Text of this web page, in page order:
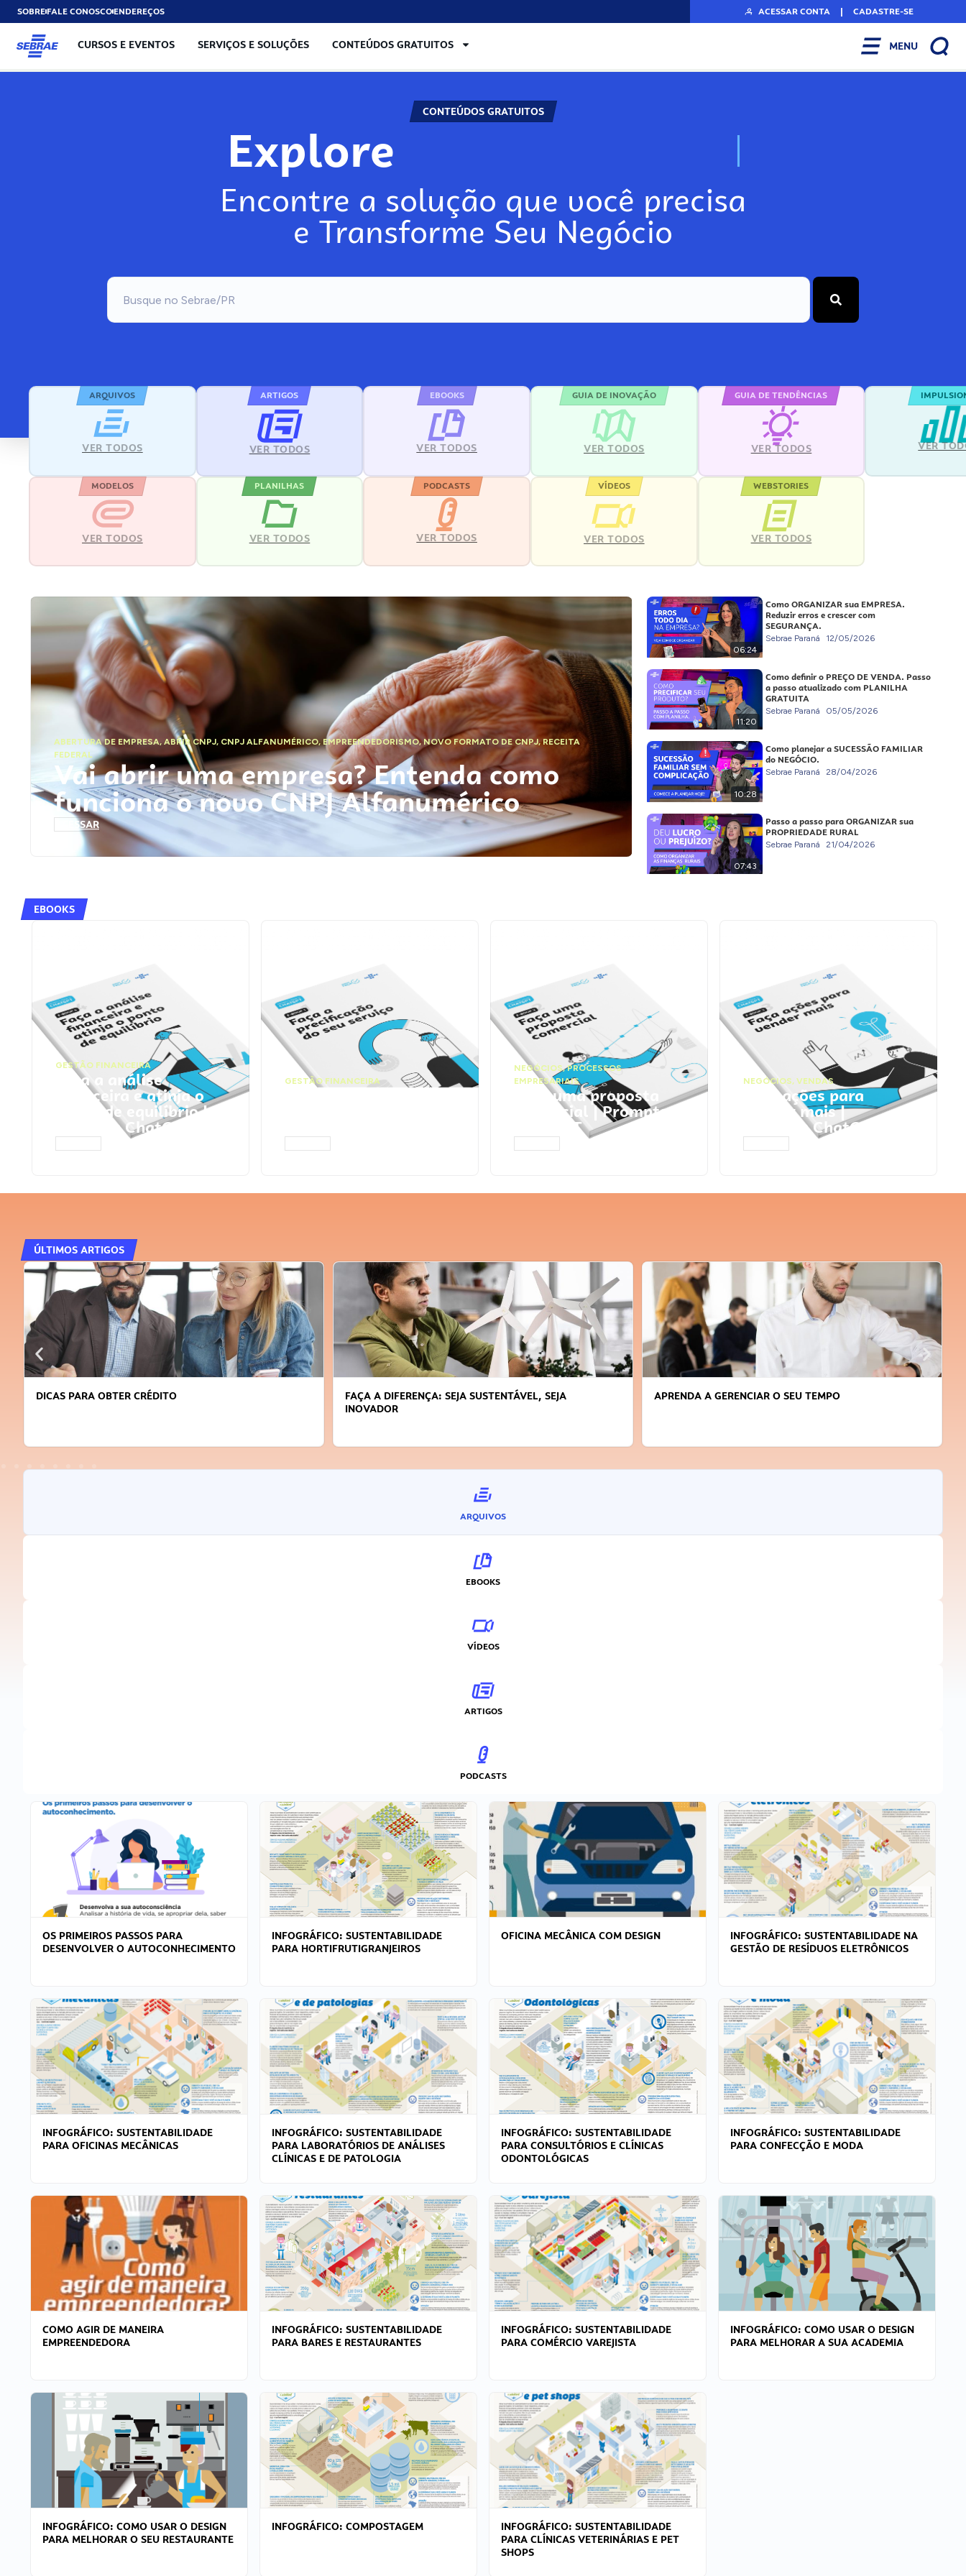
SOBREFALE CONOSCOENDEREÇOS ACESSAR CONTA | CADASTRE-SE
CURSOS E EVENTOS SERVIÇOS E SOLUÇÕES CONTEÚDOS GRATUITOS MENU
CONTEÚDOS GRATUITOS
Explore N
Encontre a solução que você precisa
e Transforme Seu Negócio
ARQUIVOS
VER TODOS
ARTIGOS
VER TODOS
EBOOKS
VER TODOS
GUIA DE INOVAÇÃO
VER TODOS
GUIA DE TENDÊNCIAS
VER TODOS VER
MODELOS
VER TODOS
PLANILHAS
VER TODOS
PODCASTS
VER TODOS
VÍDEOS
VER TODOS
WEBSTORIES
VER TODOS
ABERTURA DE EMPRESA,ABRIR CNPJ, CNPJ ALFANUMÉRICO, EMPREENDEDORISMO,NOVO FORMATO DE CNPJ,RECEITA
FEDERAL
Vai abrir uma empresa? Entenda como
funciona o novo CNPJ Alfanumérico
ACESSAR
06:24
Como ORGANIZAR sua EMPRESA.
Reduzir erros e crescer com
SEGURANÇA.
Sebrae Paraná 12/05/2026
11:20
Como definir o PREÇO DE VENDA. Passo
a passo atualizado com PLANILHA
GRATUITA
Sebrae Paraná 05/05/2026
10:28
Como planejar a SUCESSÃO FAMILIAR
do NEGÓCIO.
Sebrae Paraná 28/04/2026
07:43
Passo a passo para ORGANIZAR sua
PROPRIEDADE RURAL
Sebrae Paraná 21/04/2026
EBOOKS
GESTÃO FINANCEIRA
Faça a análise
financeira e atinja o
ponto de equilíbrio |
Prompts ChatGPT
GESTÃO FINANCEIRA
NEGÓCIOS,PROCESSOS
EMPRESARIAIS
Faça uma proposta
comercial | Prompts
ChatGPT
NEGÓCIOS, VENDAS
Faça ações para
vender mais |
Prompts ChatGPT
ÚLTIMOS ARTIGOS
DICAS PARA OBTER CRÉDITO
FAÇA A DIFERENÇA: SEJA SUSTENTÁVEL, SEJA
INOVADOR
APRENDA A GERENCIAR O SEU TEMPO
ARQUIVOS
EBOOKS
VÍDEOS
ARTIGOS
PODCASTS
OS PRIMEIROS PASSOS PARA
DESENVOLVER O AUTOCONHECIMENTO
INFOGRÁFICO: SUSTENTABILIDADE
PARA HORTIFRUTIGRANJEIROS
OFICINA MECÂNICA COM DESIGN
INFOGRÁFICO: SUSTENTABILIDADE NA
GESTÃO DE RESÍDUOS ELETRÔNICOS
INFOGRÁFICO: SUSTENTABILIDADE
PARA OFICINAS MECÂNICAS
INFOGRÁFICO: SUSTENTABILIDADE
PARA LABORATÓRIOS DE ANÁLISES
CLÍNICAS E DE PATOLOGIA
INFOGRÁFICO: SUSTENTABILIDADE
PARA CONSULTÓRIOS E CLÍNICAS
ODONTOLÓGICAS
INFOGRÁFICO: SUSTENTABILIDADE
PARA CONFECÇÃO E MODA
COMO AGIR DE MANEIRA
EMPREENDEDORA
INFOGRÁFICO: SUSTENTABILIDADE
PARA BARES E RESTAURANTES
INFOGRÁFICO: SUSTENTABILIDADE
PARA COMÉRCIO VAREJISTA
INFOGRÁFICO: COMO USAR O DESIGN
PARA MELHORAR A SUA ACADEMIA
INFOGRÁFICO: COMO USAR O DESIGN
PARA MELHORAR O SEU RESTAURANTE
INFOGRÁFICO: COMPOSTAGEM
INFOGRÁFICO: SUSTENTABILIDADE
PARA CLÍNICAS VETERINÁRIAS E PET
SHOPS